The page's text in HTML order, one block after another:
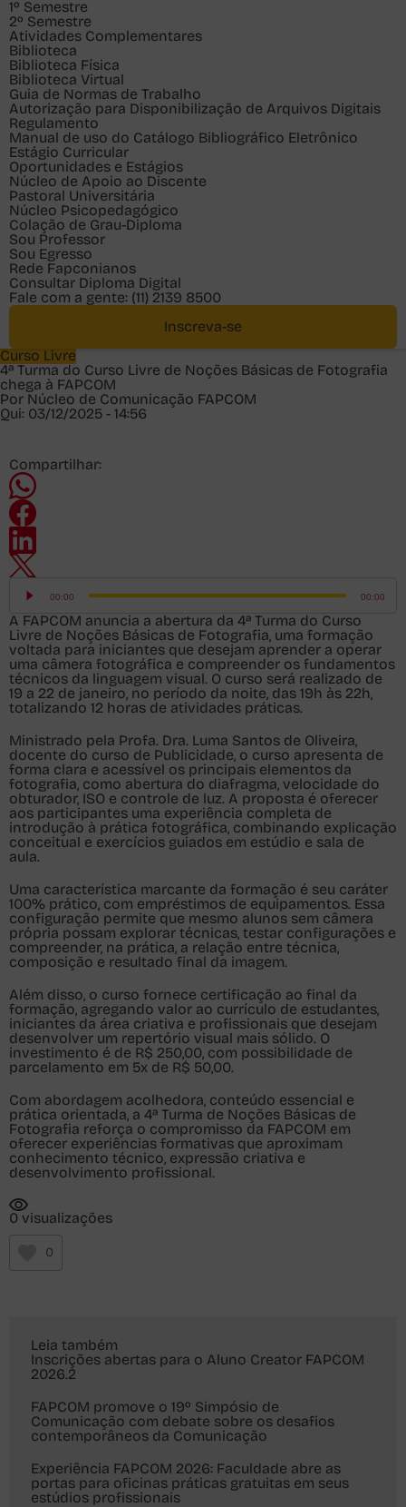
1º Semestre
2º Semestre
Atividades Complementares
Biblioteca
Biblioteca Física
Biblioteca Virtual
Guia de Normas de Trabalho
Autorização para Disponibilização de Arquivos Digitais
Regulamento
Manual de uso do Catálogo Bibliográfico Eletrônico
Estágio Curricular
Oportunidades e Estágios
Núcleo de Apoio ao Discente
Pastoral Universitária
Núcleo Psicopedagógico
Colação de Grau-Diploma
Sou Professor
Sou Egresso
Rede Fapconianos
Consultar Diploma Digital
Fale com a gente: (11) 2139 8500
Inscreva-se
Curso Livre
4ª Turma do Curso Livre de Noções Básicas de Fotografia
chega à FAPCOM
Por Núcleo de Comunicação FAPCOM
Qui: 03/12/2025 - 14:56
Compartilhar:
Tocador
áudio
00:00 00:00
A FAPCOM anuncia a abertura da 4ª Turma do Curso
Livre de Noções Básicas de Fotografia, uma formação
voltada para iniciantes que desejam aprender a operar
uma câmera fotográfica e compreender os fundamentos
técnicos da linguagem visual. O curso será realizado de
19 a 22 de janeiro, no período da noite, das 19h às 22h,
totalizando 12 horas de atividades práticas.
Ministrado pela Profa. Dra. Luma Santos de Oliveira,
docente do curso de Publicidade, o curso apresenta de
forma clara e acessível os principais elementos da
fotografia, como abertura do diafragma, velocidade do
obturador, ISO e controle de luz. A proposta é oferecer
aos participantes uma experiência completa de
introdução à prática fotográfica, combinando explicação
conceitual e exercícios guiados em estúdio e sala de
aula.
Uma característica marcante da formação é seu caráter
100% prático, com empréstimos de equipamentos. Essa
configuração permite que mesmo alunos sem câmera
própria possam explorar técnicas, testar configurações e
compreender, na prática, a relação entre técnica,
composição e resultado final da imagem.
Além disso, o curso fornece certificação ao final da
formação, agregando valor ao currículo de estudantes,
iniciantes da área criativa e profissionais que desejam
desenvolver um repertório visual mais sólido. O
investimento é de R$ 250,00, com possibilidade de
parcelamento em 5x de R$ 50,00.
Com abordagem acolhedora, conteúdo essencial e
prática orientada, a 4ª Turma de Noções Básicas de
Fotografia reforça o compromisso da FAPCOM em
oferecer experiências formativas que aproximam
conhecimento técnico, expressão criativa e
desenvolvimento profissional.
0 visualizações
0
Leia também
Inscrições abertas para o Aluno Creator FAPCOM
2026.2
FAPCOM promove o 19º Simpósio de
Comunicação com debate sobre os desafios
contemporâneos da Comunicação
Experiência FAPCOM 2026: Faculdade abre as
portas para oficinas práticas gratuitas em seus
estúdios profissionais